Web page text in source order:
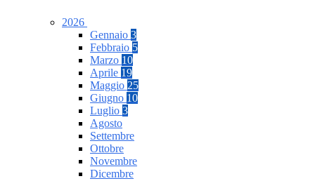
2026
Gennaio 3
Febbraio 5
Marzo 10
Aprile 19
Maggio 25
Giugno 10
Luglio 3
Agosto
Settembre
Ottobre
Novembre
Dicembre